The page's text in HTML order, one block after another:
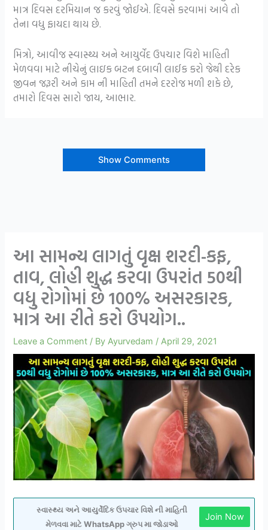
માત્ર દિવસ દરમિયાન જ કરવું જોઈએ. દિવસે કરવામાં આવે તો
તેના વધુ ફાયદા થાય છે.
મિત્રો, આવીજ સ્વાસ્થ્ય અને આયુર્વેદ ઉપચાર વિશે માહિતી
મેળવવા માટે નીચેનું લાઇક બટન દબાવી લાઈક કરો જેથી દરેક
જીવન જરૂરી અને કામ ની માહિતી તમને દરરોજ મળી શકે છે,
તમારો દિવસ સારો જાય, આભાર.
Show Comments
આ સામન્ય લાગતું વૃક્ષ શરદી-કફ,
તાવ, લોહી શુદ્ધ કરવા ઉપરાંત 50થી
વધુ રોગોમાં છે 100% અસરકારક,
માત્ર આ રીતે કરો ઉપયોગ..
Leave a Comment / ByAyurvedam /April 29, 2021
સ્વાસ્થ્ય અને આયુર્વેદિક ઉપચાર વિશે ની માહિતી
મેળવવા માટે WhatsApp ગ્રુપ મા જોડાઓ
Join Now